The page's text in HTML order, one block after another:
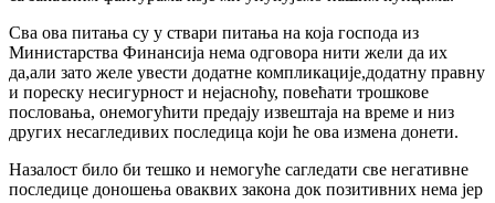
Сва ова питања су у ствари питања на која господа из
Министарства Финансија нема одговора нити жели да их
да,али зато желе увести додатне компликације,додатну правну
и пореску несигурност и нејасноћу, повећати трошкове
пословања, онемогућити предају извештаја на време и низ
других несагледивих последица који ће ова измена донети.
Назалост било би тешко и немогуће сагледати све негативне
последице доношења оваквих закона док позитивних нема јер